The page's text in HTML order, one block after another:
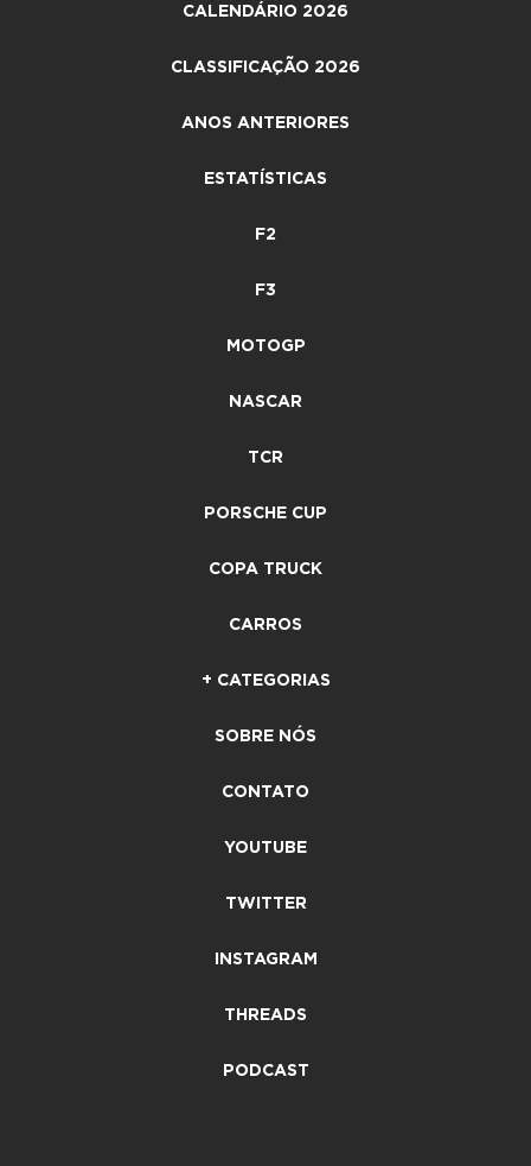
CALENDÁRIO 2026
CLASSIFICAÇÃO 2026
ANOS ANTERIORES
ESTATÍSTICAS
F2
F3
MOTOGP
NASCAR
TCR
PORSCHE CUP
COPA TRUCK
CARROS
+ CATEGORIAS
SOBRE NÓS
CONTATO
YOUTUBE
TWITTER
INSTAGRAM
THREADS
PODCAST